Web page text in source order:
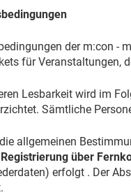
der m:con -
für Veranstaltungen,
Lesbarkeit wird im
Sämtliche
allgemeinen
über
erfolgt . Der